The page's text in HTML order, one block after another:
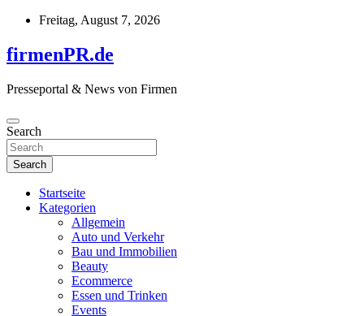
Skip
content
Freitag, August 7, 2026
firmenPR.de
Presseportal & News von Firmen
Search
Search
Startseite
Kategorien
Allgemein
Auto und Verkehr
Bau und Immobilien
Beauty
Ecommerce
Essen und Trinken
Events